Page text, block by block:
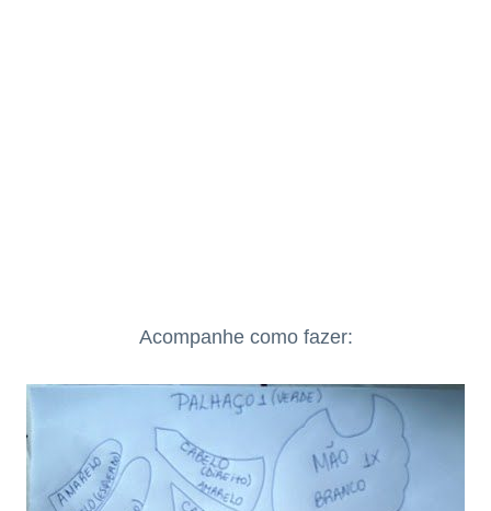
Acompanhe como fazer: